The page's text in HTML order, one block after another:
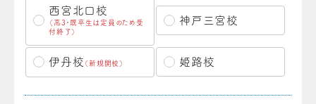
西宮北口校
（高3・既卒生は定員のため受
付終了）
神戸三宮校
伊丹校 （新規開校） 姫路校